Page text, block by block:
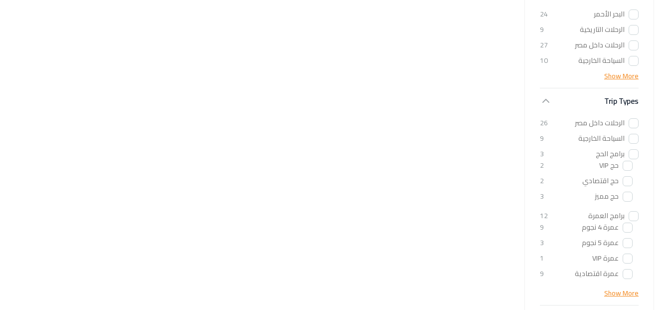
البحر الأحمر
24
الرحلات التاريخية
9
الرحلات داخل مصر
27
السياحة الخارجية
10
Show More
Trip Types
الرحلات داخل مصر
26
السياحة الخارجية
9
برامج الحج
3
حج VIP
2
حج اقتصادي
2
حج مميز
3
برامج العمرة
12
عمرة 4 نجوم
9
عمرة 5 نجوم
3
عمرة VIP
1
عمرة اقتصادية
9
Show More